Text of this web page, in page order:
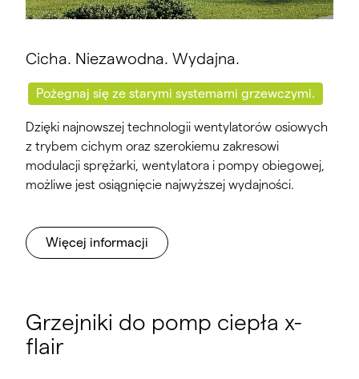
Cicha. Niezawodna. Wydajna.
Pożegnaj się ze starymi systemami grzewczymi.
Dzięki najnowszej technologii wentylatorów osiowych
z trybem cichym oraz szerokiemu zakresowi
modulacji sprężarki, wentylatora i pompy obiegowej,
możliwe jest osiągnięcie najwyższej wydajności.
Więcej informacji
Grzejniki do pomp ciepła x-
flair